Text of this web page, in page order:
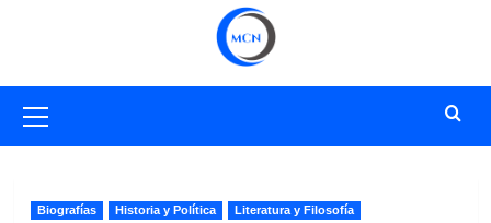
primario
Biografías Historia y Política Literatura y Filosofía